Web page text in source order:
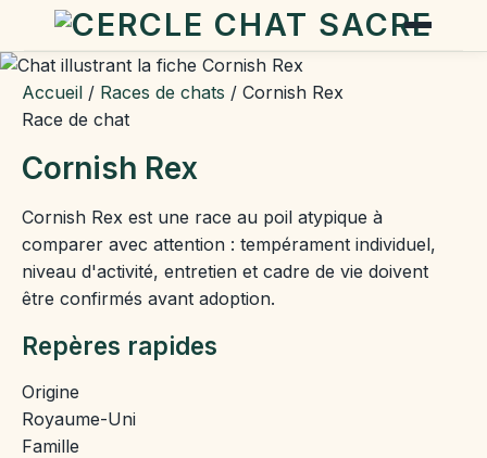
Accueil / Races de chats / Cornish Rex
Race de chat
Cornish Rex
Cornish Rex est une race au poil atypique à
comparer avec attention : tempérament individuel,
niveau d'activité, entretien et cadre de vie doivent
être confirmés avant adoption.
Repères rapides
Origine
Royaume-Uni
Famille